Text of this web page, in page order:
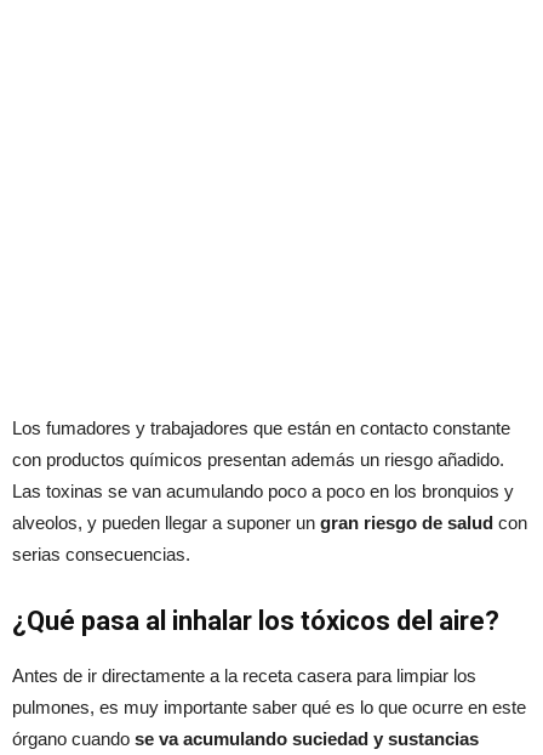
Los fumadores y trabajadores que están en contacto constante
con productos químicos presentan además un riesgo añadido.
Las toxinas se van acumulando poco a poco en los bronquios y
alveolos, y pueden llegar a suponer un gran riesgo de salud con
serias consecuencias.
¿Qué pasa al inhalar los tóxicos del aire?
Antes de ir directamente a la receta casera para limpiar los
pulmones, es muy importante saber qué es lo que ocurre en este
órgano cuando se va acumulando suciedad y sustancias